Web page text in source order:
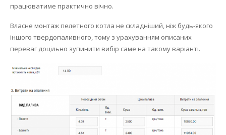
працюватиме практично вічно.
Власне монтаж пелетного котла не складніший, ніж будь-якого
іншого твердопаливного, тому з урахуванням описаних
переваг доцільно зупинити вибір саме на такому варіанті.